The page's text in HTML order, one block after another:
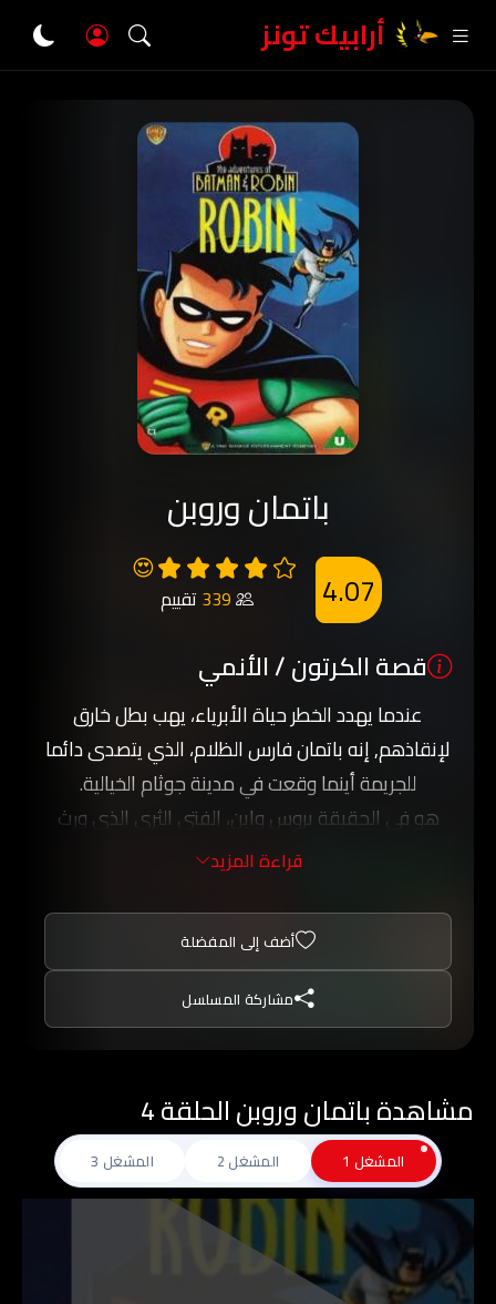
أرابيك تونز
باتمان وروبن
😍
339 تقييم 4.07
قصة الكرتون / الأنمي
عندما يهدد الخطر حياة الأبرياء، يهب بطل خارق
لإنقاذهم, إنه باتمان فارس الظلام، الذي يتصدى دائما
للجريمة أينما وقعت في مدينة جوثام الخيالية.
هو في الحقيقة بروس واين، الفتى الثري الذي ورث
عن أبيه ثروة طائلة، متمثلة في شركات واين الضخمة,
التكنولوجيا والعلم وذكاءه وثروته وقوته الجسمانية
في حربه ضد الجريمة، ويسخر كل ذلك لمحاربة الأشرار
الذين ينشرون الفوضى في المدينة.
يدخل باتمان مواجهات مثيرة ضد الكثيرين من الأشرار
الغول، ويساعده في ذلك أصدقاؤه المخلصون مثل
شريكه في محاربة الجريمة روبن، وخادمه ألفريد،
ومفوض الشرطة جيم جوردون.
قراءة المزيد
أضف إلى المفضلة
مشاركة المسلسل
مشاهدة باتمان وروبن الحلقة 4
المشغل 1 المشغل 2 المشغل 3